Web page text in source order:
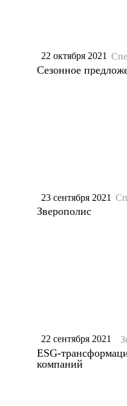
22 октября 2021
Сезонное
23 сентября 2021
Зверополис
22 сентября 2021
ESG-
компаний